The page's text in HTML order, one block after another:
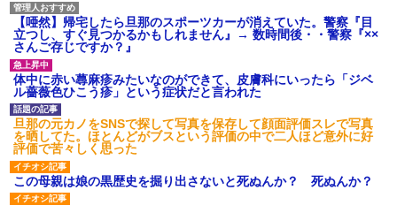
【唖然】帰宅したら旦那のスポーツカーが消えていた。警察『目
立つし、すぐ見つかるかもしれません』→ 数時間後・・警察『××
さんご存じですか？』
体中に赤い蕁麻疹みたいなのができて、皮膚科にいったら「ジベ
ル薔薇色ひこう疹」という症状だと言われた
旦那の元カノをSNSで探して写真を保存して顔面評価スレで写真
を晒してた。ほとんどがブスという評価の中で二人ほど意外に好
評価で苦々しく思った
この母親は娘の黒歴史を掘り出さないと死ぬんか？ 死ぬんか？